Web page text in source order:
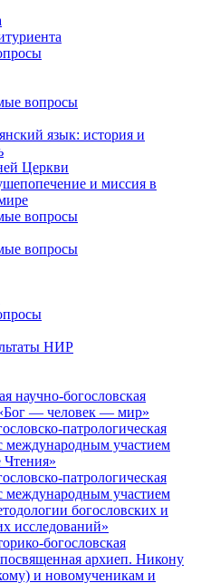
вопросы
язык: история и
Церкви
и миссия в
вопросы
вопросы
НИР
научно-богословская
— человек — мир»
патрологическая
международным участием
Чтения»
патрологическая
международным участием
богословских и
исследований»
богословская
архиеп. Никону
и новомученикам и